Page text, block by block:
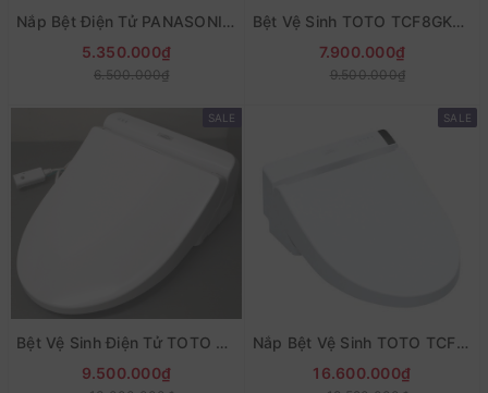
Nắp Bệt Điện Tử PANASONIC CH941SPF Hàng Nội Địa
5.350.000₫
6.500.000₫
Bệt Vệ Sinh TOTO TCF8GK35 - Bản 2025
7.900.000₫
9.500.000₫
SALE
Bệt Vệ Sinh Điện Tử TOTO TCF8GS34 - Nội Địa Nhật
9.500.000₫
SALE
Nắp Bệt Vệ Sinh TOTO TCF6553 Cao Cấp Nhật Bản
16.600.000₫